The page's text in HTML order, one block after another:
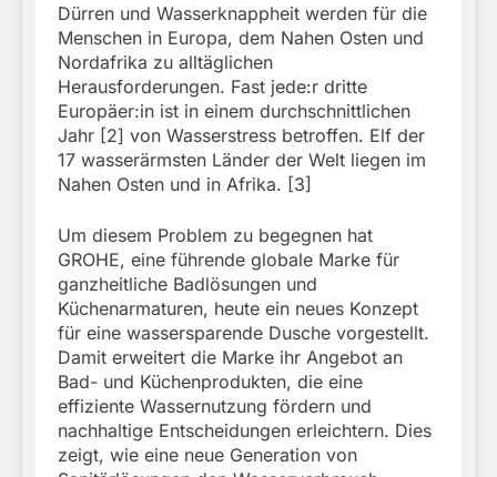
Dürren und Wasserknappheit werden für die
Menschen in Europa, dem Nahen Osten und
Nordafrika zu alltäglichen
Herausforderungen. Fast jede:r dritte
Europäer:in ist in einem durchschnittlichen
Jahr [2] von Wasserstress betroffen. Elf der
17 wasserärmsten Länder der Welt liegen im
Nahen Osten und in Afrika. [3]
Um diesem Problem zu begegnen hat
GROHE, eine führende globale Marke für
ganzheitliche Badlösungen und
Küchenarmaturen, heute ein neues Konzept
für eine wassersparende Dusche vorgestellt.
Damit erweitert die Marke ihr Angebot an
Bad- und Küchenprodukten, die eine
effiziente Wassernutzung fördern und
nachhaltige Entscheidungen erleichtern. Dies
zeigt, wie eine neue Generation von